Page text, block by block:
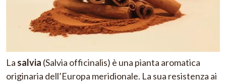
La salvia (Salvia officinalis) è una pianta aromatica
originaria dell’Europa meridionale. La sua resistenza ai